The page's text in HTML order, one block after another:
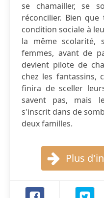
se chamailler, se
réconcilier. Bien
condition sociale à
la même scolarité,
femmes, avant de
devient pilote de
chez les fantassins,
finira de sceller
savent pas, mais
s'inscrit dans de
deux familles.
Plus